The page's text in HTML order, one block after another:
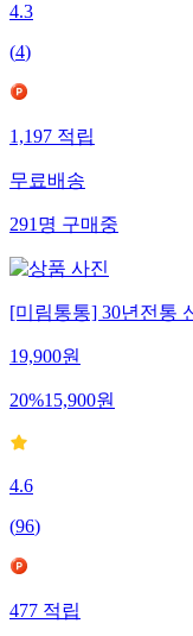
4.3
(4)
1,197 적립
무료배송
291 명 구매중
[미림통통] 30년전통
19,900원
20%15,900원
4.6
(96)
477 적립